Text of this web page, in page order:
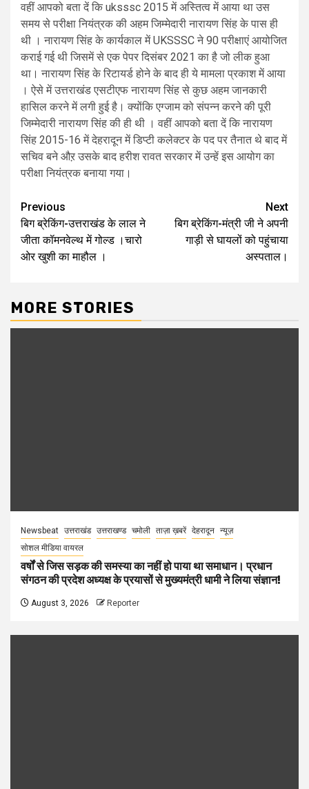
वहीं आपको बता दें कि uksssc 2015 में अस्तित्व में आया था उस
समय से परीक्षा नियंत्रक की अहम जिम्मेदारी नारायण सिंह के पास ही
थी । नारायण सिंह के कार्यकाल में UKSSSC ने 90 परीक्षाएं आयोजित
कराई गई थी जिसमें से एक पेपर दिसंबर 2021 का है जो लीक हुआ
था। नारायण सिंह के रिटायर्ड होने के बाद ही ये मामला प्रकाश में आया
। ऐसे में उत्तराखंड एसटीएफ नारायण सिंह से कुछ अहम जानकारी
हासिल करने में लगी हुई है। क्योंकि एग्जाम को संपन्न करने की पूरी
जिम्मेदारी नारायण सिंह की ही थी । वहीं आपको बता दें कि नारायण
सिंह 2015-16 में देहरादून में डिप्टी कलेक्टर के पद पर तैनात थे बाद में
सचिव बने औऱ उसके बाद हरीश रावत सरकार में उन्हें इस आयोग का
परीक्षा नियंत्रक बनाया गया।
Post
navigation
Previous
बिग ब्रेकिंग-उत्तराखंड के लाल ने
जीता कॉमनवेल्थ में गोल्ड ।चारो
ओर खुशी का माहौल ।
Next
बिग ब्रेकिंग-मंत्री जी ने अपनी
गाड़ी से घायलों को पहुंचाया
अस्पताल।
MORE STORIES
Newsbeat उत्तराखंड उत्तराखण्ड चमोली ताज़ा ख़बरें देहरादून न्यूज़
सोशल मीडिया वायरल
वर्षों से जिस सड़क की समस्या का नहीं हो पाया था समाधान। प्रधान
संगठन की प्रदेश अध्यक्ष के प्रयासों से मुख्यमंत्री धामी ने लिया संज्ञान!
August 3, 2026 Reporter